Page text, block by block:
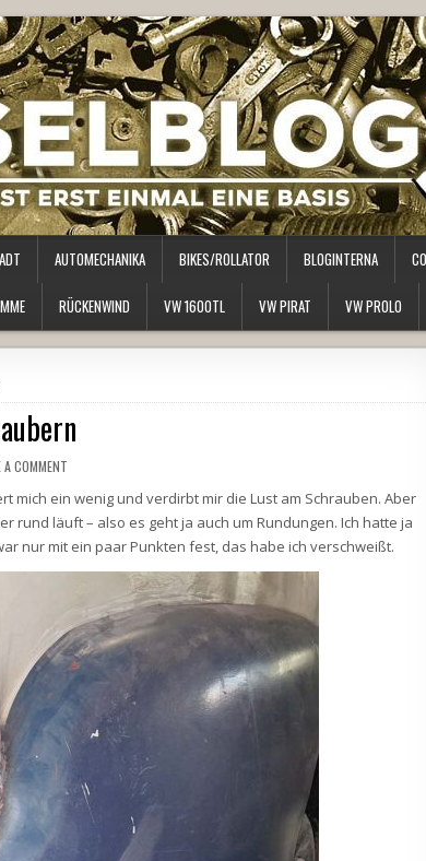
AUTOMECHANIKA BIKES/ROLLATOR BLOGINTERNA
RÜCKENWIND VW 1600TL VW PIRAT VW PROLO
A COMMENT
mich ein wenig und verdirbt mir die Lust am Schrauben. Aber
rund läuft – also es geht ja auch um Rundungen. Ich hatte ja
nur mit ein paar Punkten fest, das habe ich verschweißt.